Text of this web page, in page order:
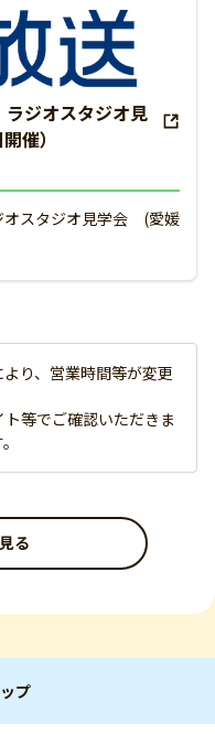
ジオスタジオ見
催）
スタジオ見学会 (愛媛
り、営業時間等が変更
等でご確認いただきま
る
プ